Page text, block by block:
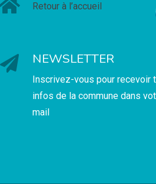
Retour à l’accueil
NEWSLETTER
Inscrivez-vous pour recevoir
infos de la commune dans
mail